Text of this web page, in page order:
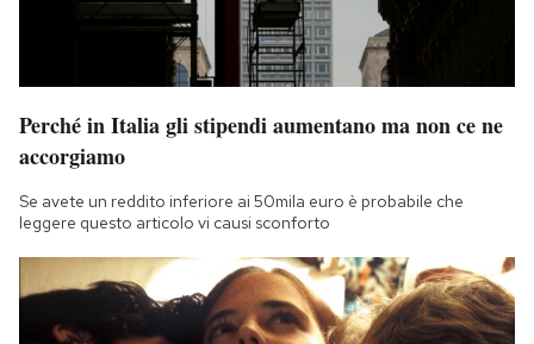
Perché in Italia gli stipendi aumentano ma non ce ne
accorgiamo
Se avete un reddito inferiore ai 50mila euro è probabile che
leggere questo articolo vi causi sconforto